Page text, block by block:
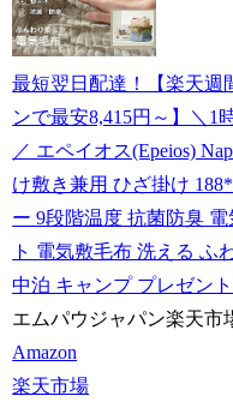
最短翌日配達！【楽天
ンで最安8,415円～】＼1
／ エペイオス(Epeios)
け敷き兼用 ひざ掛け
ー 9段階温度 抗菌防臭
ト 電気敷毛布 洗える ふ
中泊 キャンプ プレゼント
エムパウジャパン楽天市
Amazon
楽天市場